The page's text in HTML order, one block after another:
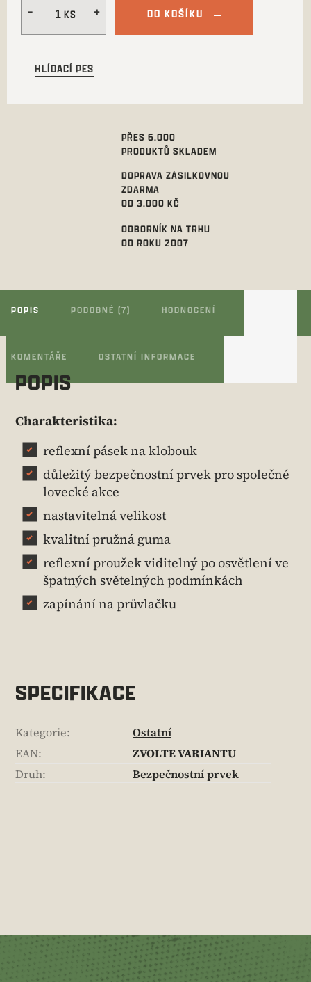
DO KOŠÍKU
HLÍDACÍ PES
PŘES 6.000
PRODUKTŮ SKLADEM
DOPRAVA ZÁSILKOVNOU
ZDARMA
OD 3.000 KČ
ODBORNÍK NA TRHU
OD ROKU 2007
POPIS PODOBNÉ (7) HODNOCENÍ
KOMENTÁŘE OSTATNÍ INFORMACE
POPIS
Charakteristika:
reflexní pásek na klobouk
důležitý bezpečnostní prvek pro společné
lovecké akce
nastavitelná velikost
kvalitní pružná guma
reflexní proužek viditelný po osvětlení ve
špatných světelných podmínkách
zapínání na průvlačku
SPECIFIKACE
Kategorie:
Ostatní
EAN:
ZVOLTE VARIANTU
Druh: Bezpečnostní prvek